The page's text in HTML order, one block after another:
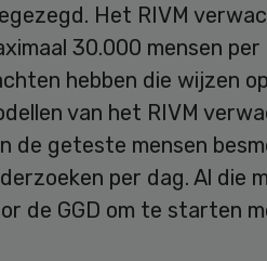
Het RIVM
30.000 mensen
hebben die wijzen
van het RIVM
de geteste mensen
per dag. Al die
de GGD om te starten